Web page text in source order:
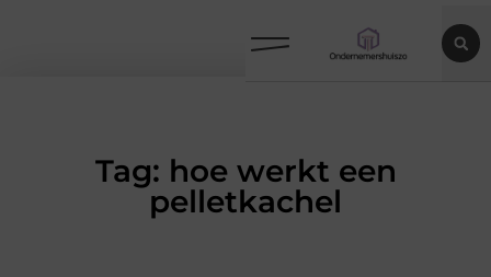
Tag: hoe werkt een
pelletkachel